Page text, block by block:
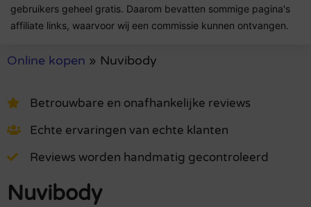
gebruikers geheel gratis. Daarom bevatten sommige pagina's
affiliate links, waarvoor wij een commissie kunnen ontvangen.
Online kopen » Nuvibody
Betrouwbare en onafhankelijke reviews
Echte ervaringen van echte klanten
Reviews worden handmatig gecontroleerd
Nuvibody